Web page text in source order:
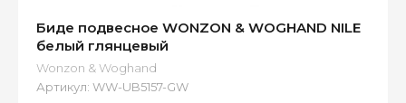
Биде подвесное WONZON & WOGHAND NILE
белый глянцевый
Wonzon & Woghand
Артикул: WW-UB5157-GW